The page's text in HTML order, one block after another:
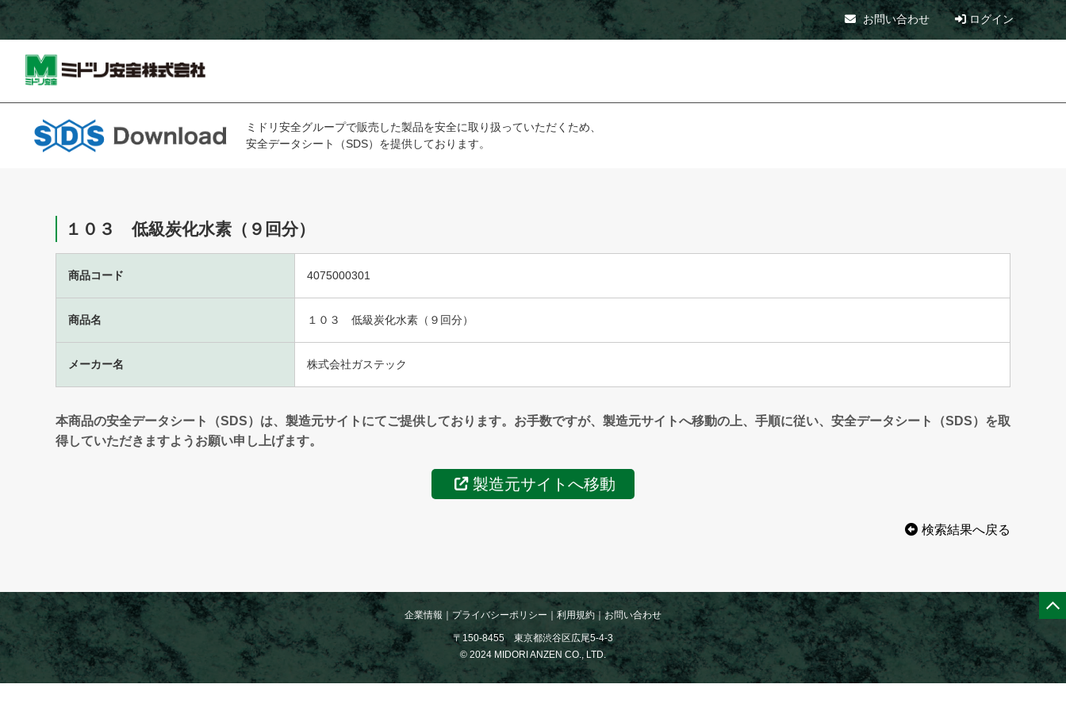
ログイン
お問い合わせ
ミドリ安全グループで販売した製品を安全に取り扱っていただくため、
安全データシート（SDS）を提供しております。
１０３ 低級炭化水素（９回分）
商品コード 4075000301
商品名 １０３ 低級炭化水素（９回分）
メーカー名 株式会社ガステック
本商品の安全データシート（SDS）は、製造元サイトにてご提供しております。お手数ですが、製造元サイトへ移動の上、手順に従い、安全データシート（SDS）を取
得していただきますようお願い申し上げます。
製造元サイトへ移動
検索結果へ戻る
企業情報 プライバシーポリシー 利用規約｜お問い合わせ
〒150-8455 東京都渋谷区広尾5-4-3
© 2024 MIDORI ANZEN CO., LTD.